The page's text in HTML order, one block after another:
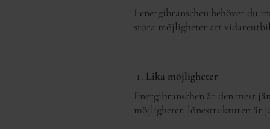
I energibranschen behöver du
stora möjligheter att
Lika möjligheter
Energibranschen är den mest
möjligheter, lönestrukturen är